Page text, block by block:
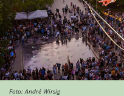
Foto: André Wirsig